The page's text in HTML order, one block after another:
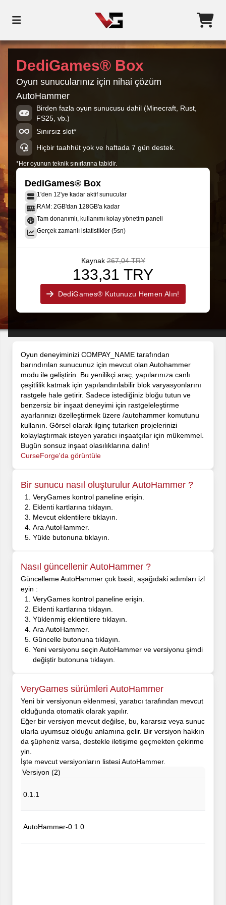
DediGames® Box
Oyun sunucularınız için nihai çözüm
AutoHammer
Birden fazla oyun sunucusu dahil (Minecraft, Rust,
FS25, vb.)
Sınırsız slot*
Hiçbir taahhüt yok ve haftada 7 gün destek.
*Her oyunun teknik sınırlarına tabidir.
DediGames® Box
1'den 12'ye kadar aktif sunucular
RAM: 2GB'dan 128GB'a kadar
Tam donanımlı, kullanımı kolay yönetim paneli
Gerçek zamanlı istatistikler (5sn)
Kaynak 267,04 TRY
133,31 TRY
DediGames® Kutunuzu Hemen Alın!
Oyun deneyiminizi COMPAY_NAME tarafından
barındırılan sunucunuz için mevcut olan Autohammer
modu ile geliştirin. Bu yenilikçi araç, yapılarınıza canlı
çeşitlilik katmak için yapılandırılabilir blok varyasyonlarını
rastgele hale getirir. Sadece istediğiniz bloğu tutun ve
benzersiz bir inşaat deneyimi için rastgeleleştirme
ayarlarınızı özelleştirmek üzere /autohammer komutunu
kullanın. Görsel olarak ilginç tutarken projelerinizi
kolaylaştırmak isteyen yaratıcı inşaatçılar için mükemmel.
Bugün sonsuz inşaat olasılıklarına dalın!
CurseForge'da görüntüle
Bir sunucu nasıl oluşturulur AutoHammer ?
VeryGames kontrol paneline erişin.
Eklenti kartlarına tıklayın.
Mevcut eklentilere tıklayın.
Ara AutoHammer.
Yükle butonuna tıklayın.
Nasıl güncellenir AutoHammer ?
Güncelleme AutoHammer çok basit, aşağıdaki adımları izl
eyin :
VeryGames kontrol paneline erişin.
Eklenti kartlarına tıklayın.
Yüklenmiş eklentilere tıklayın.
Ara AutoHammer.
Güncelle butonuna tıklayın.
Yeni versiyonu seçin AutoHammer ve versiyonu şimdi
değiştir butonuna tıklayın.
VeryGames sürümleri AutoHammer
Yeni bir versiyonun eklenmesi, yaratıcı tarafından mevcut
olduğunda otomatik olarak yapılır.
Eğer bir versiyon mevcut değilse, bu, kararsız veya sunuc
ularla uyumsuz olduğu anlamına gelir. Bir versiyon hakkın
da şüpheniz varsa, destekle iletişime geçmekten çekinme
yin.
İşte mevcut versiyonların listesi AutoHammer.
Versiyon (2)
0.1.1
AutoHammer-0.1.0